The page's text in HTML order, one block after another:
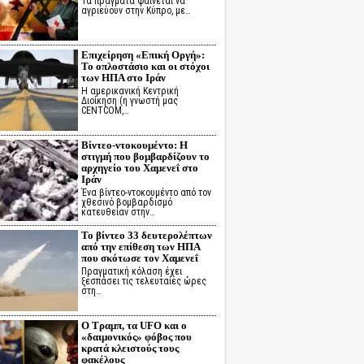
αγριεύουν στην Κύπρο, με…
Επιχείρηση «Επική Οργή»:
Το οπλοστάσιο και οι στόχοι
των ΗΠΑ στο Ιράν
Η αμερικανική Κεντρική
Διοίκηση (η γνωστή μας
CENTCOM,…
Βίντεο-ντοκουμέντο: Η
στιγμή που βομβαρδίζουν το
αρχηγείο του Χαμενεΐ στο
Ιράν
Ένα βίντεο-ντοκουμέντο από τον
χθεσινό βομβαρδισμό
κατευθείαν στην…
Το βίντεο 33 δευτερολέπτων
από την επίθεση των ΗΠΑ
που σκότωσε τον Χαμενεΐ
Πραγματική κόλαση έχει
ξεσπάσει τις τελευταίες ώρες
στη…
Ο Τραμπ, τα UFO και ο
«δαιμονικός» φόβος που
κρατά κλειστούς τους
φακέλους